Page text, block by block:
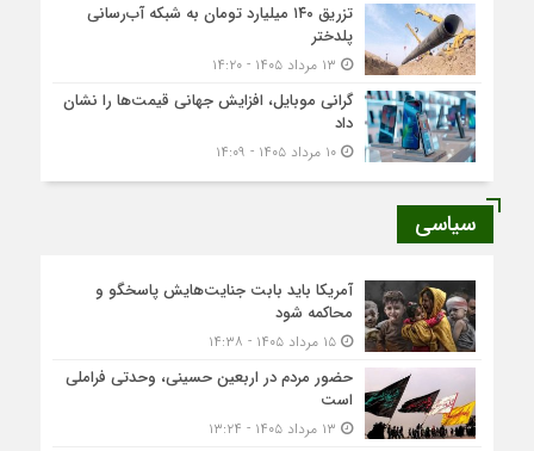
تزریق ۱۴۰ میلیارد تومان به شبکه آب‌رسانی
پلدختر
گرانی موبایل، افزایش جهانی قیمت‌ها را نشان
داد
۱۰ مرداد ۱۴۰۵ - ۱۴:۰۹
سیاسی
آمریکا باید بابت جنایت‌هایش پاسخگو و
محاکمه شود
۱۵ مرداد ۱۴۰۵ - ۱۴:۳۸
حضور مردم در اربعین حسینی، وحدتی فراملی
است